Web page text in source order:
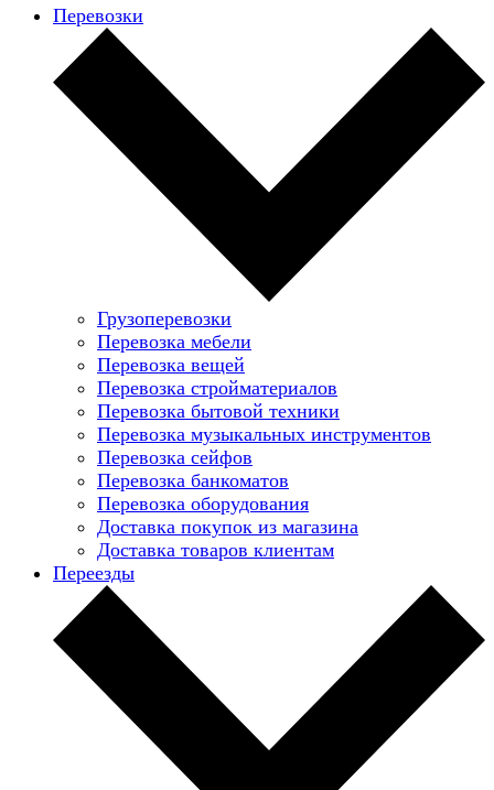
Перевозки
Грузоперевозки
Перевозка мебели
Перевозка вещей
Перевозка стройматериалов
Перевозка бытовой техники
Перевозка музыкальных инструментов
Перевозка сейфов
Перевозка банкоматов
Перевозка оборудования
Доставка покупок из магазина
Доставка товаров клиентам
Переезды